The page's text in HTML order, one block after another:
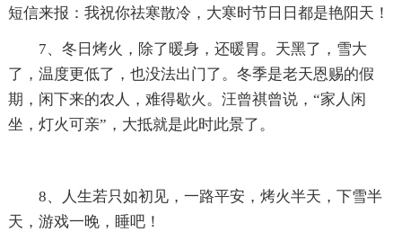
短信来报：我祝你祛寒散冷，大寒时节日日都是艳阳天！
7、冬日烤火，除了暖身，还暖胃。天黑了，雪大
了，温度更低了，也没法出门了。冬季是老天恩赐的假
期，闲下来的农人，难得歇火。汪曾祺曾说，“家人闲
坐，灯火可亲”，大抵就是此时此景了。
8、人生若只如初见，一路平安，烤火半天，下雪半
天，游戏一晚，睡吧！